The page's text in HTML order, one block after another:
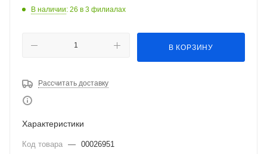
В наличии: 26 в 3 филиалах
В КОРЗИНУ
Рассчитать доставку
Характеристики
Код товара — 00026951